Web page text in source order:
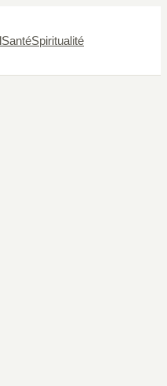
SantéSpiritualité